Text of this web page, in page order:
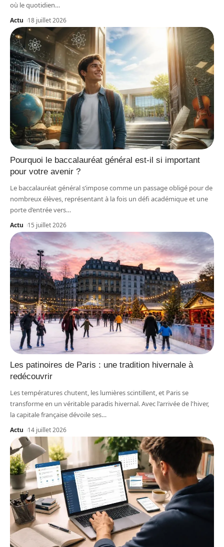
où le quotidien…
Actu 18 juillet 2026
Pourquoi le baccalauréat général est-il si important
pour votre avenir ?
Le baccalauréat général s’impose comme un passage obligé pour de
nombreux élèves, représentant à la fois un défi académique et une
porte d’entrée vers…
Actu 15 juillet 2026
Les patinoires de Paris : une tradition hivernale à
redécouvrir
Les températures chutent, les lumières scintillent, et Paris se
transforme en un véritable paradis hivernal. Avec l'arrivée de l'hiver,
la capitale française dévoile ses…
Actu 14 juillet 2026